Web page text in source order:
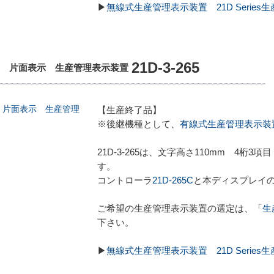
▶無線式生産管理表示装置 21D Series生
片面表示 生産管理表示装置 21D-3-265
【生産終了品】
※後継機種として、 有線式生産管理表示
21D-3-265は、文字高さ110mm 4桁3項
す。
コントローラ21D-265Cと本ディスプレイ
ご希望の生産管理表示装置の選定は、「生
下さい。
▶無線式生産管理表示装置 21D Series生